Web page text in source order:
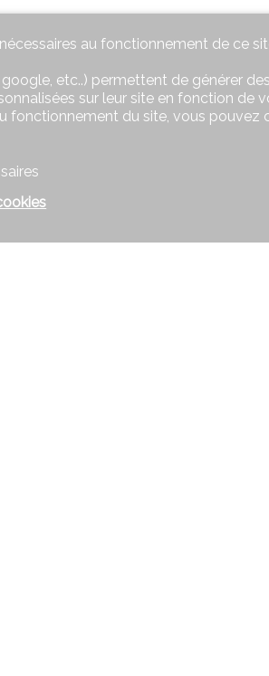
au fonctionnement de ce
etc..) permettent de générer
sur leur site en fonction de
fonctionnement du site, vous